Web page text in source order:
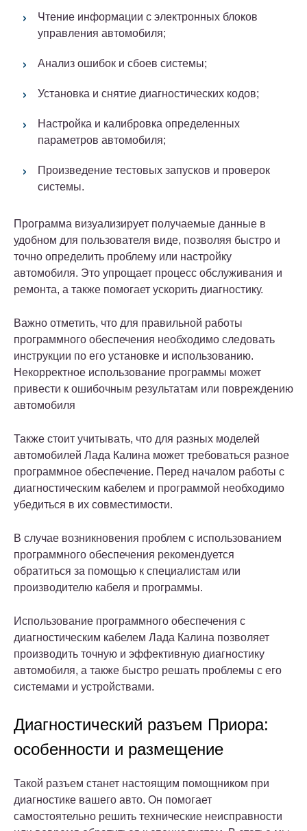
Чтение информации с электронных блоков
управления автомобиля;
Анализ ошибок и сбоев системы;
Установка и снятие диагностических кодов;
Настройка и калибровка определенных
параметров автомобиля;
Произведение тестовых запусков и проверок
системы.
Программа визуализирует получаемые данные в
удобном для пользователя виде, позволяя быстро и
точно определить проблему или настройку
автомобиля. Это упрощает процесс обслуживания и
ремонта, а также помогает ускорить диагностику.
Важно отметить, что для правильной работы
программного обеспечения необходимо следовать
инструкции по его установке и использованию.
Некорректное использование программы может
привести к ошибочным результатам или повреждению
автомобиля
Также стоит учитывать, что для разных моделей
автомобилей Лада Калина может требоваться разное
программное обеспечение. Перед началом работы с
диагностическим кабелем и программой необходимо
убедиться в их совместимости.
В случае возникновения проблем с использованием
программного обеспечения рекомендуется
обратиться за помощью к специалистам или
производителю кабеля и программы.
Использование программного обеспечения с
диагностическим кабелем Лада Калина позволяет
производить точную и эффективную диагностику
автомобиля, а также быстро решать проблемы с его
системами и устройствами.
Диагностический разъем Приора:
особенности и размещение
Такой разъем станет настоящим помощником при
диагностике вашего авто. Он помогает
самостоятельно решить технические неисправности